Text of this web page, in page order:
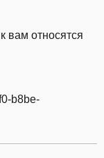
вам относятся
b8be-